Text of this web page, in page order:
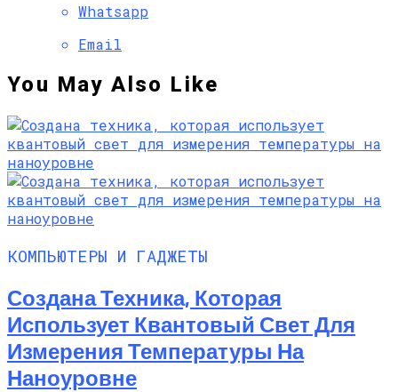
Whatsapp
Email
You May Also Like
КОМПЬЮТЕРЫ И ГАДЖЕТЫ
Создана Техника, Которая
Использует Квантовый Свет Для
Измерения Температуры На
Наноуровне